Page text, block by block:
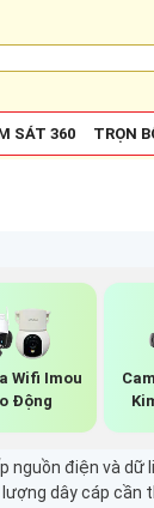
SÁT 360 TRỌN
Wifi Imou
Động
điện và dữ
dây cáp